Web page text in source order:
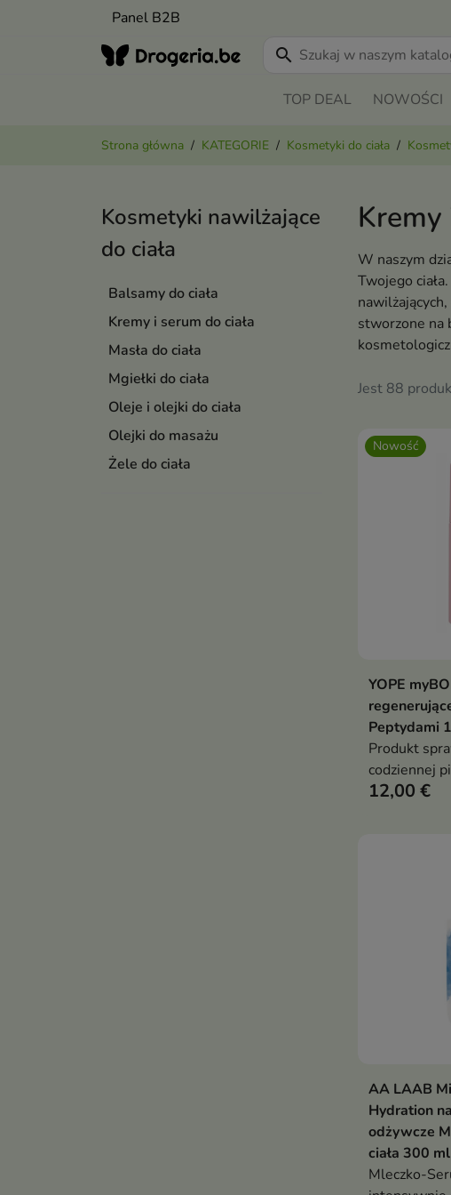
Panel B2B
search
TOP DEAL NOWOŚCI
Strona główna KATEGORIE Kosmetyki do ciała
Kosmetyki nawilżające
do ciała
Balsamy do ciała
Kremy i serum do ciała
Masła do ciała
Mgiełki do ciała
Oleje i olejki do ciała
Olejki do masażu
Żele do ciała
Kremy
W naszym
Twojego
stworzone na
Jest 88
Nowość

YOPE
Peptydami
Produkt
codziennej
suchej i
12,00 €

AA LAAB
Hydration
odżywcze
ciała 300 ml
Mleczko-